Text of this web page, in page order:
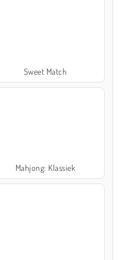
Sweet Match
Mahjong: Klassiek